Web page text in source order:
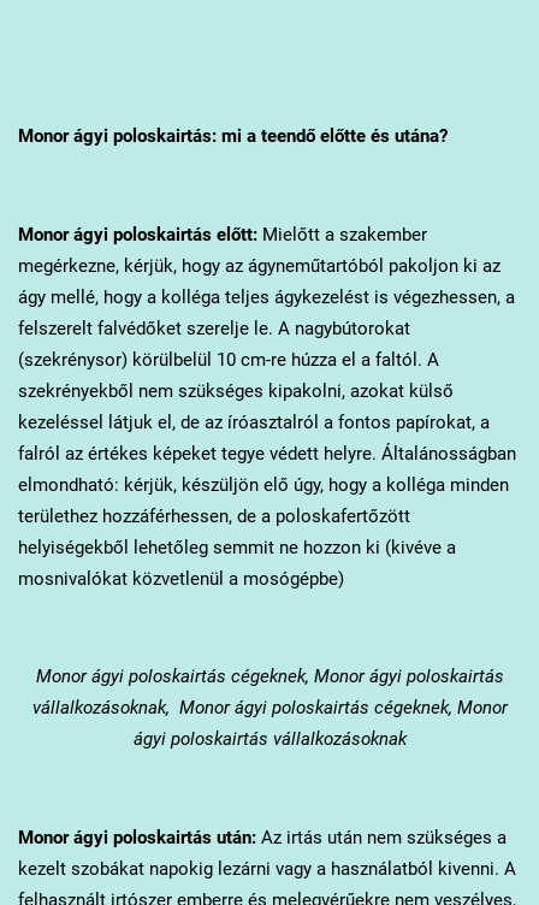
Monorágyi poloskairtás: mi a teendő előtte és utána?
Monorágyi poloskairtás előtt:Mielőtt a szakember
megérkezne, kérjük, hogy az ágyneműtartóból pakoljon ki az
ágy mellé, hogy a kolléga teljes ágykezelést is végezhessen, a
felszerelt falvédőket szerelje le. A nagybútorokat
(szekrénysor) körülbelül 10 cm-re húzza el a faltól. A
szekrényekből nem szükséges kipakolni, azokat külső
kezeléssel látjuk el, de az íróasztalról a fontos papírokat, a
falról az értékes képeket tegye védett helyre. Általánosságban
elmondható: kérjük, készüljön elő úgy, hogy a kolléga minden
területhez hozzáférhessen, de a poloskafertőzött
helyiségekből lehetőleg semmit ne hozzon ki (kivéve a
mosnivalókat közvetlenül a mosógépbe)
Monorágyi poloskairtás cégeknek, Monor ágyi poloskairtás
vállalkozásoknak, Monor ágyi poloskairtás cégeknek, Monor
ágyi poloskairtás vállalkozásoknak
Monorágyi poloskairtás után:Az irtás után nem szükséges a
kezelt szobákat napokig lezárni vagy a használatból kivenni. A